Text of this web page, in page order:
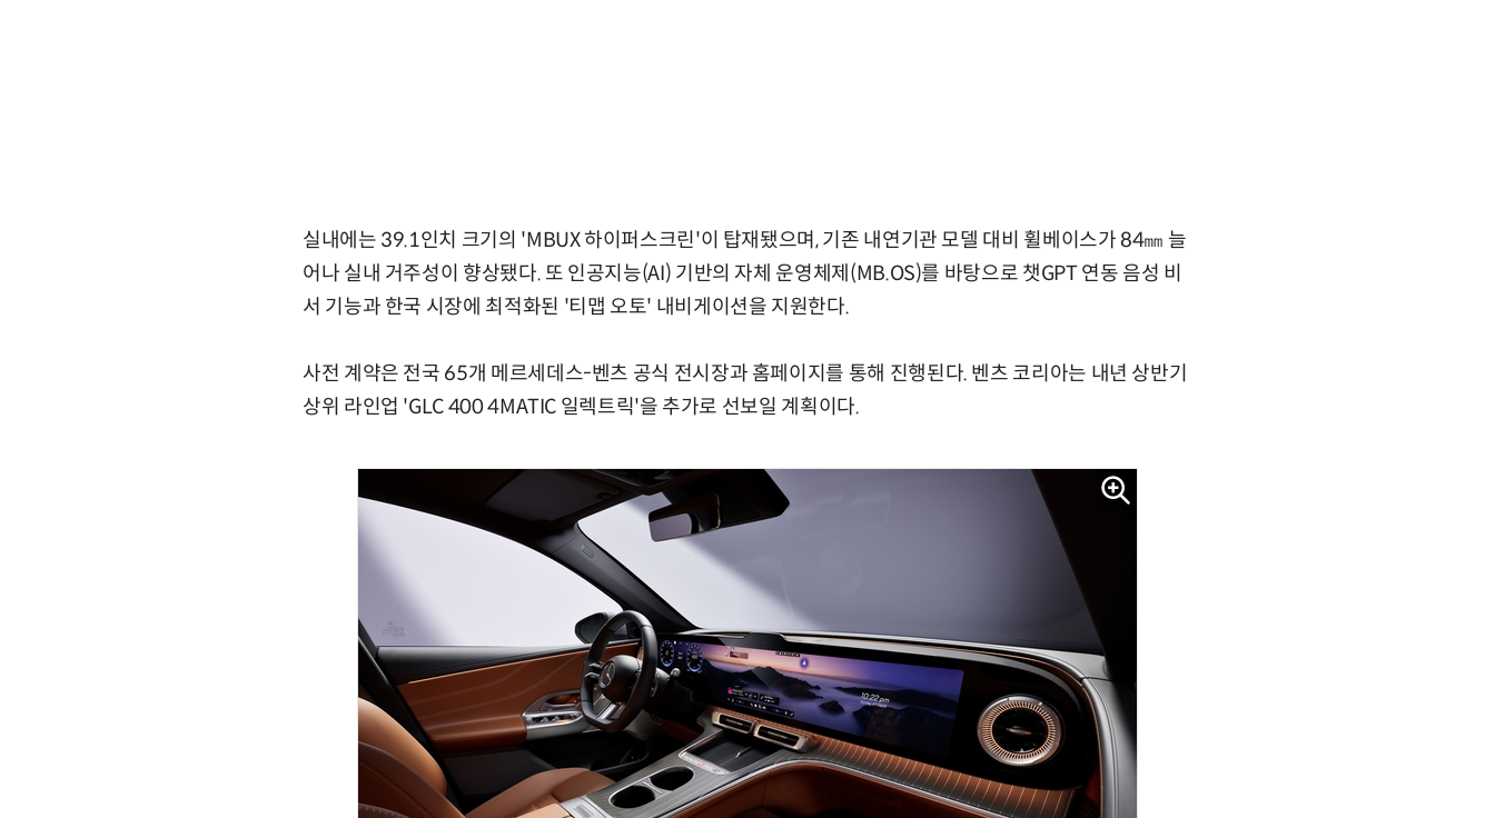
실내에는 39.1인치 크기의 'MBUX 하이퍼스크린'이 탑재됐으며, 기존 내연기관 모델 대비 휠베이스가 84㎜ 늘
어나 실내 거주성이 향상됐다. 또 인공지능(AI) 기반의 자체 운영체제(MB.OS)를 바탕으로 챗GPT 연동 음성 비
서 기능과 한국 시장에 최적화된 '티맵 오토' 내비게이션을 지원한다.
사전 계약은 전국 65개 메르세데스-벤츠 공식 전시장과 홈페이지를 통해 진행된다. 벤츠 코리아는 내년 상반기
상위 라인업 'GLC 400 4MATIC 일렉트릭'을 추가로 선보일 계획이다.